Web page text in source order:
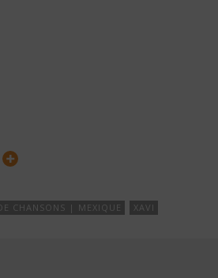
CHANSONS | MEXIQUE XAVI